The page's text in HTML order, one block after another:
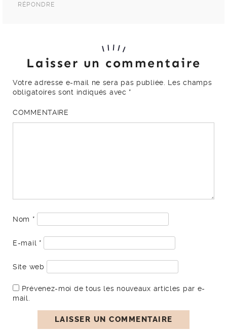
RÉPONDRE
Laisser un commentaire
Votre adresse e-mail ne sera pas publiée.
Les champs
obligatoires sont indiqués avec *
COMMENTAIRE
Nom *
E-mail *
Site web
Prévenez-moi de tous les nouveaux articles par e-
mail.